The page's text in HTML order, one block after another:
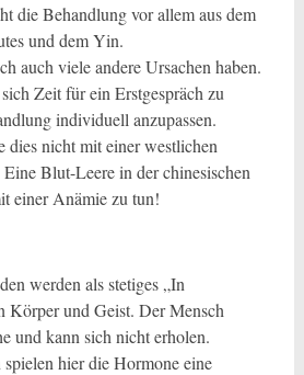
die Behandlung vor allem aus dem
und dem Yin.
auch viele andere Ursachen haben.
Zeit für ein Erstgespräch zu
individuell anzupassen.
dies nicht mit einer westlichen
Blut-Leere in der chinesischen
einer Anämie zu tun!
werden als stetiges „In
Körper und Geist. Der Mensch
und kann sich nicht erholen.
hier die Hormone eine